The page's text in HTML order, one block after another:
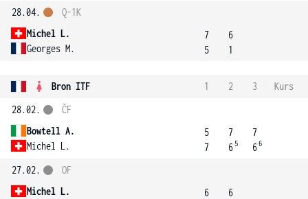
28.04.
Michel L.
Georges M.
Q-1K
7
5
6
1
Bron ITF 1 2 3
Kurs
28.02.
Bowtell A.
Michel L.
ČF
5
7
7
6 5
7
66
27.02.
Michel L.
OF
6
6